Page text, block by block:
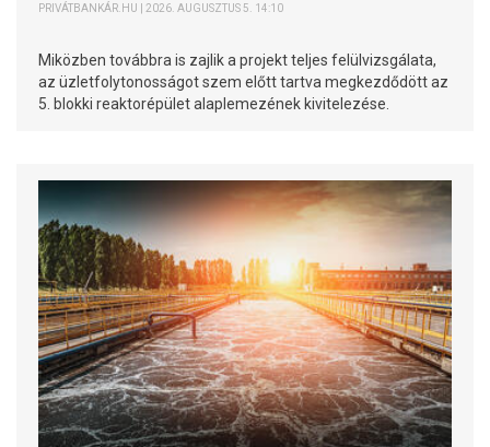
PRIVÁTBANKÁR.HU | 2026. AUGUSZTUS 5. 14:10
Miközben továbbra is zajlik a projekt teljes felülvizsgálata,
az üzletfolytonosságot szem előtt tartva megkezdődött az
5. blokki reaktorépület alaplemezének kivitelezése.